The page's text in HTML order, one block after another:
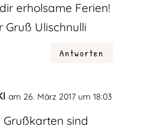
erholsame Ferien!
Gruß Ulischnulli
Antworten
am 26. März 2017 um 18:03
Grußkarten sind